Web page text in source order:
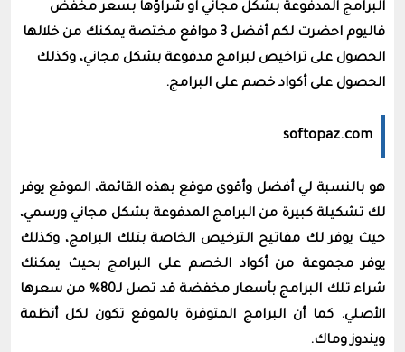
البرامج المدفوعة بشكل مجاني او شراؤها بسعر مخفض
فاليوم احضرت لكم أفضل 3 مواقع مختصة يمكنك من خلالها
الحصول على تراخيص لبرامج مدفوعة بشكل مجاني، وكذلك
الحصول على أكواد خصم على البرامج.
softopaz.com
هو بالنسبة لي أفضل وأقوى موقع بهذه القائمة، الموقع يوفر
لك تشكيلة كبيرة من البرامج المدفوعة بشكل مجاني ورسمي،
حيث يوفر لك مفاتيح الترخيص الخاصة بتلك البرامج، وكذلك
يوفر مجموعة من أكواد الخصم على البرامج بحيث يمكنك
شراء تلك البرامج بأسعار مخفضة قد تصل لـ80% من سعرها
الأصلي. كما أن البرامج المتوفرة بالموقع تكون لكل أنظمة
ويندوز وماك.